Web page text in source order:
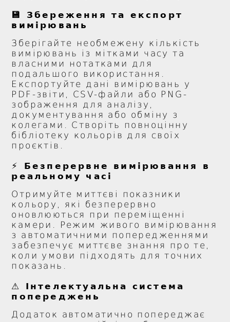
💾 Збереження та експорт
вимірювань
Зберігайте необмежену кількість
вимірювань із мітками часу та
власними нотатками для
подальшого використання.
Експортуйте дані вимірювань у
PDF-звіти, CSV-файли або PNG-
зображення для аналізу,
документування або обміну з
колегами. Створіть повноцінну
бібліотеку кольорів для своїх
проєктів.
⚡ Безперервне вимірювання в
реальному часі
Отримуйте миттєві показники
кольору, які безперервно
оновлюються при переміщенні
камери. Режим живого вимірювання
з автоматичними попередженнями
забезпечує миттєве знання про те,
коли умови підходять для точних
показань.
⚠️ Інтелектуальна система
попереджень
Додаток автоматично попереджає